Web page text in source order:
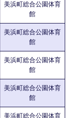
美浜町総合公園体育
館
美浜町総合公園体育
館
美浜町総合公園体育
館
美浜町総合公園体育
館
美浜町総合公園体育